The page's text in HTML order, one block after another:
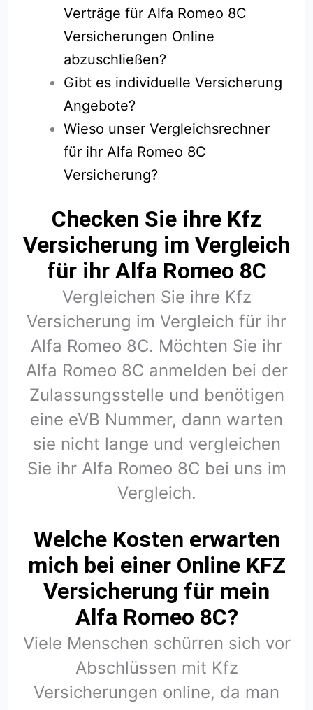
Verträge für Alfa Romeo 8C
Versicherungen Online
abzuschließen?
Gibt es individuelle Versicherung
Angebote?
Wieso unser Vergleichsrechner
für ihr Alfa Romeo 8C
Versicherung?
Checken Sie ihre Kfz
Versicherung im Vergleich
für ihr Alfa Romeo 8C
Vergleichen Sie ihre Kfz
Versicherung im Vergleich für ihr
Alfa Romeo 8C. Möchten Sie ihr
Alfa Romeo 8C anmelden bei der
Zulassungsstelle und benötigen
eine eVB Nummer, dann warten
sie nicht lange und vergleichen
Sie ihr Alfa Romeo 8C bei uns im
Vergleich.
Welche Kosten erwarten
mich bei einer Online KFZ
Versicherung für mein
Alfa Romeo 8C?
Viele Menschen schürren sich vor
Abschlüssen mit Kfz
Versicherungen online, da man